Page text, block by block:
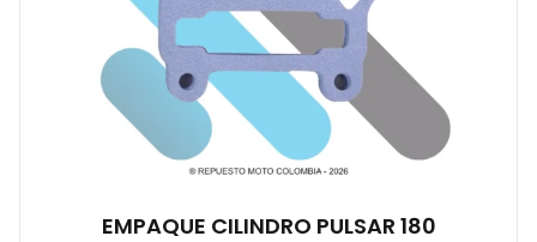
EMPAQUE CILINDRO PULSAR 180